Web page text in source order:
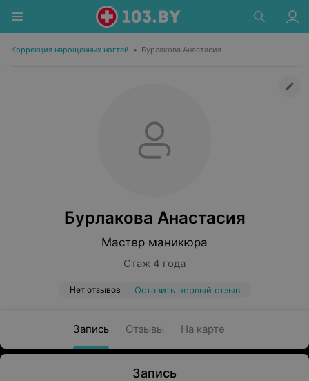
Коррекция нарощенных ногтей • Бурлакова Анастасия
Бурлакова Анастасия
Мастер маникюра
Стаж 4 года
Нет отзывов Оставить первый отзыв
Запись Отзывы На карте
Запись